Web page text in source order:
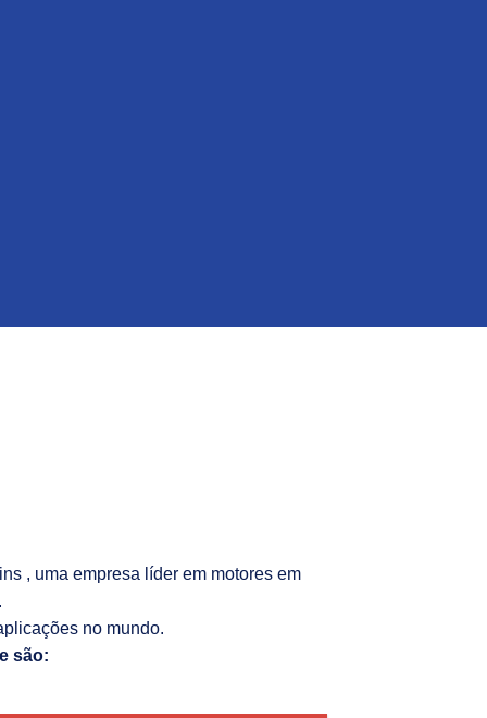
, uma empresa líder em motores em
no mundo.
são: